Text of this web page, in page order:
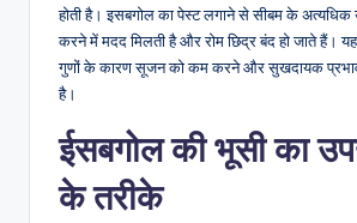
होती है। इसबगोल का पेस्ट लगाने से सीबम के अत्यधिक
करने में मदद मिलती है और रोम छिद्र बंद हो जाते हैं।
गुणों के कारण सूजन को कम करने और सुखदायक
है।
ईसबगोल की भूसी का
के तरीके